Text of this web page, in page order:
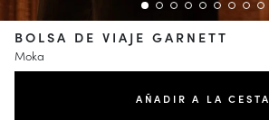
BOLSA DE VIAJE GARNETT
Moka
AÑADIR A LA CESTA